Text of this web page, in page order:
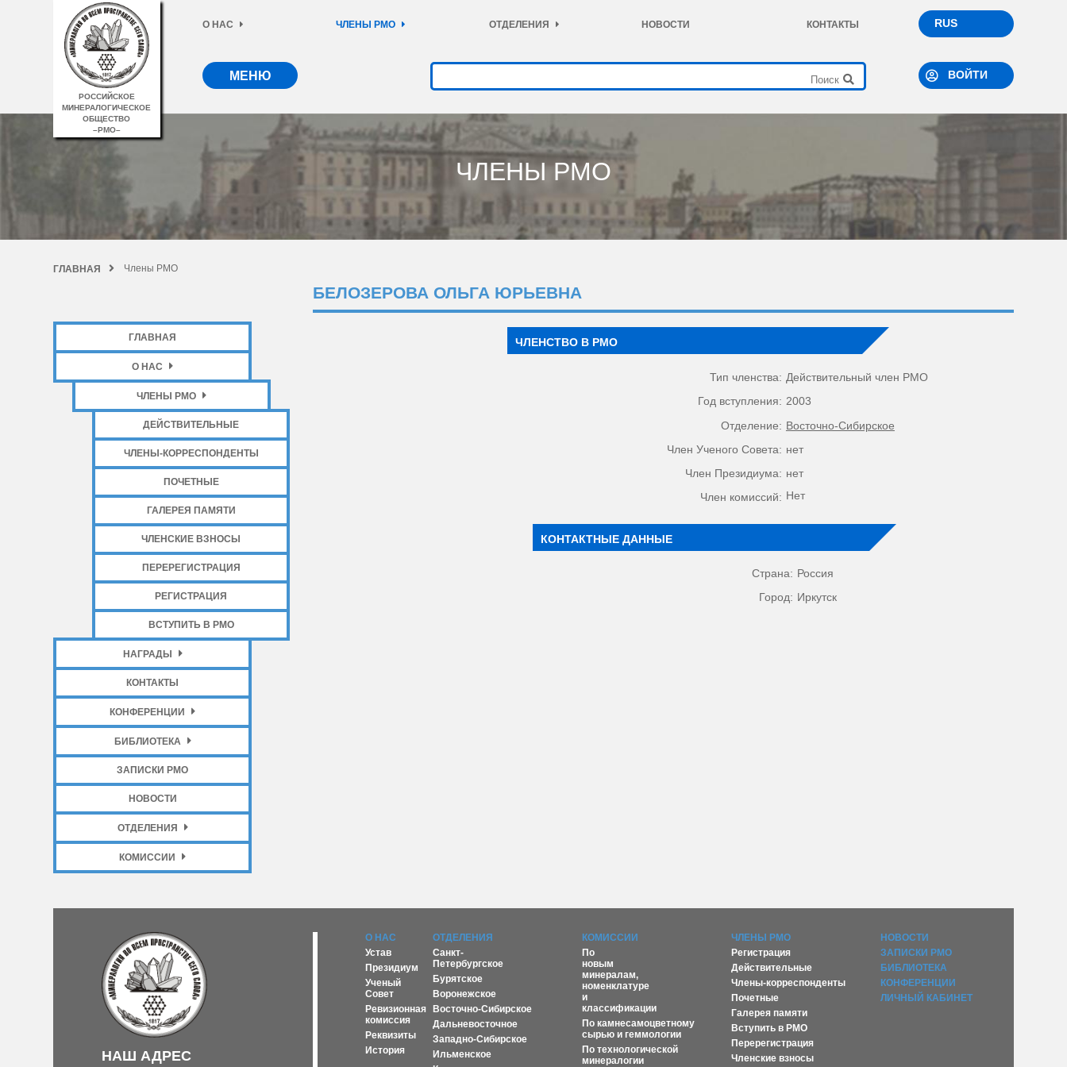
РОССИЙСКОЕ
МИНЕРАЛОГИЧЕСКОЕ
ОБЩЕСТВО
–РМО–
О НАС ЧЛЕНЫ РМО ОТДЕЛЕНИЯ НОВОСТИ КОНТАКТЫ RUS
МЕНЮ ВОЙТИ
ЧЛЕНЫ РМО
ГЛАВНАЯ Члены РМО
ГЛАВНАЯ
О НАС
ЧЛЕНЫ РМО
ДЕЙСТВИТЕЛЬНЫЕ
ЧЛЕНЫ-КОРРЕСПОНДЕНТЫ
ПОЧЕТНЫЕ
ГАЛЕРЕЯ ПАМЯТИ
ЧЛЕНСКИЕ ВЗНОСЫ
ПЕРЕРЕГИСТРАЦИЯ
РЕГИСТРАЦИЯ
ВСТУПИТЬ В РМО
НАГРАДЫ
КОНТАКТЫ
КОНФЕРЕНЦИИ
БИБЛИОТЕКА
ЗАПИСКИ РМО
НОВОСТИ
ОТДЕЛЕНИЯ
КОМИССИИ
БЕЛОЗЕРОВА ОЛЬГА ЮРЬЕВНА
ЧЛЕНСТВО В РМО
Тип членства: Действительный член РМО
Год вступления: 2003
Отделение: Восточно-Сибирское
Член Ученого Совета: нет
Член Президиума: нет
Член комиссий: Нет
КОНТАКТНЫЕ ДАННЫЕ
Страна: Россия
Город: Иркутск
НАШ АДРЕС
О НАС
Устав
Президиум
Ученый
Совет
Ревизионная
комиссия
Реквизиты
История
ОТДЕЛЕНИЯ
Санкт-
Петербургское
Бурятское
Воронежское
Восточно-Сибирское
Дальневосточное
Западно-Сибирское
Ильменское
КОМИССИИ
По
новым
минералам,
номенклатуре
и
классификации
По камнесамоцветному
сырью и геммологии
По технологической
минералогии
ЧЛЕНЫ РМО
Регистрация
Действительные
Члены-корреспонденты
Почетные
Галерея памяти
Вступить в РМО
Перерегистрация
Членские взносы
НОВОСТИ
ЗАПИСКИ РМО
БИБЛИОТЕКА
КОНФЕРЕНЦИИ
ЛИЧНЫЙ КАБИНЕТ